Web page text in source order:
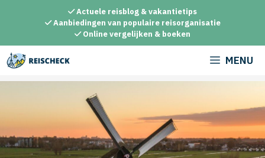
inhoud
Actuele reisblog & vakantietips
Aanbiedingen van populaire reisorganisatie
Online vergelijken & boeken
MENU